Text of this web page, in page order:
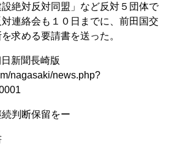
絶対反対同盟」など反対５団体で
連絡会も１０日までに、前田国交
求める要請書を送った。
新聞長崎版
nagasaki/news.php?
判断保留をー